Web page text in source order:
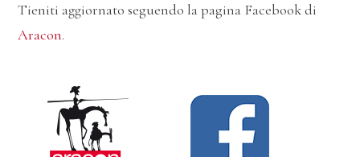
Tieniti aggiornato seguendo la pagina Facebook di
Aracon.